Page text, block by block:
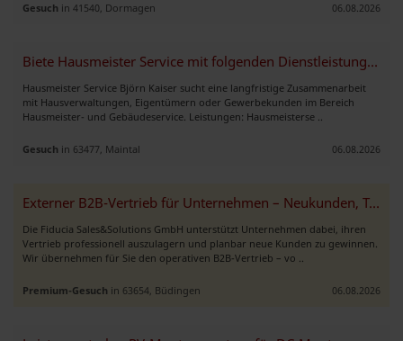
Gesuch in 41540, Dormagen 06.08.2026
Biete Hausmeister Service mit folgenden Dienstleistungen
Hausmeister Service Björn Kaiser sucht eine langfristige Zusammenarbeit
mit Hausverwaltungen, Eigentümern oder Gewerbekunden im Bereich
Hausmeister- und Gebäudeservice. Leistungen: Hausmeisterse ..
Gesuch in 63477, Maintal 06.08.2026
Externer B2B-Vertrieb für Unternehmen – Neukunden, Termine & Abschlüss
Die Fiducia Sales&Solutions GmbH unterstützt Unternehmen dabei, ihren
Vertrieb professionell auszulagern und planbar neue Kunden zu gewinnen.
Wir übernehmen für Sie den operativen B2B-Vertrieb – vo ..
Premium-Gesuch in 63654, Büdingen 06.08.2026